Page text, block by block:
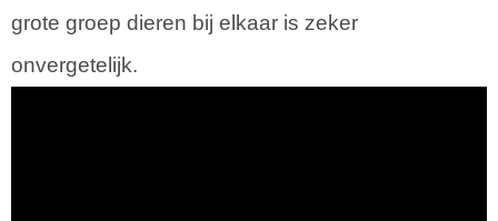
grote groep dieren bij elkaar is zeker
onvergetelijk.